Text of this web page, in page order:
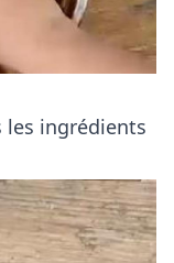
les ingrédients